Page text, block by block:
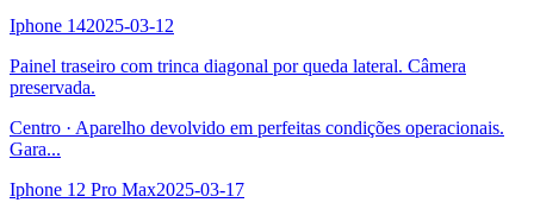
Iphone 142025-03-12
Painel traseiro com trinca diagonal por queda lateral. Câmera
preservada.
Centro · Aparelho devolvido em perfeitas condições operacionais.
Gara...
Iphone 12 Pro Max2025-03-17